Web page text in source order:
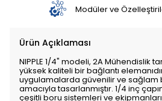
Modüler ve
Ürün Açıklaması
NIPPLE 1/4" modeli, 2A Mühendislik
yüksek kaliteli bir bağlantı
uygulamalarda güvenilir ve sağlam
amacıyla tasarlanmıştır. 1/4 inç
çeşitli boru sistemleri ve